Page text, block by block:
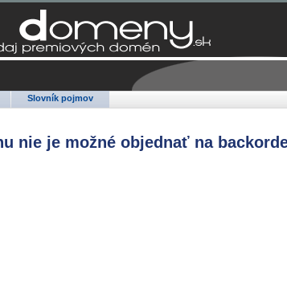
Slovník pojmov
nie je možné objednať na